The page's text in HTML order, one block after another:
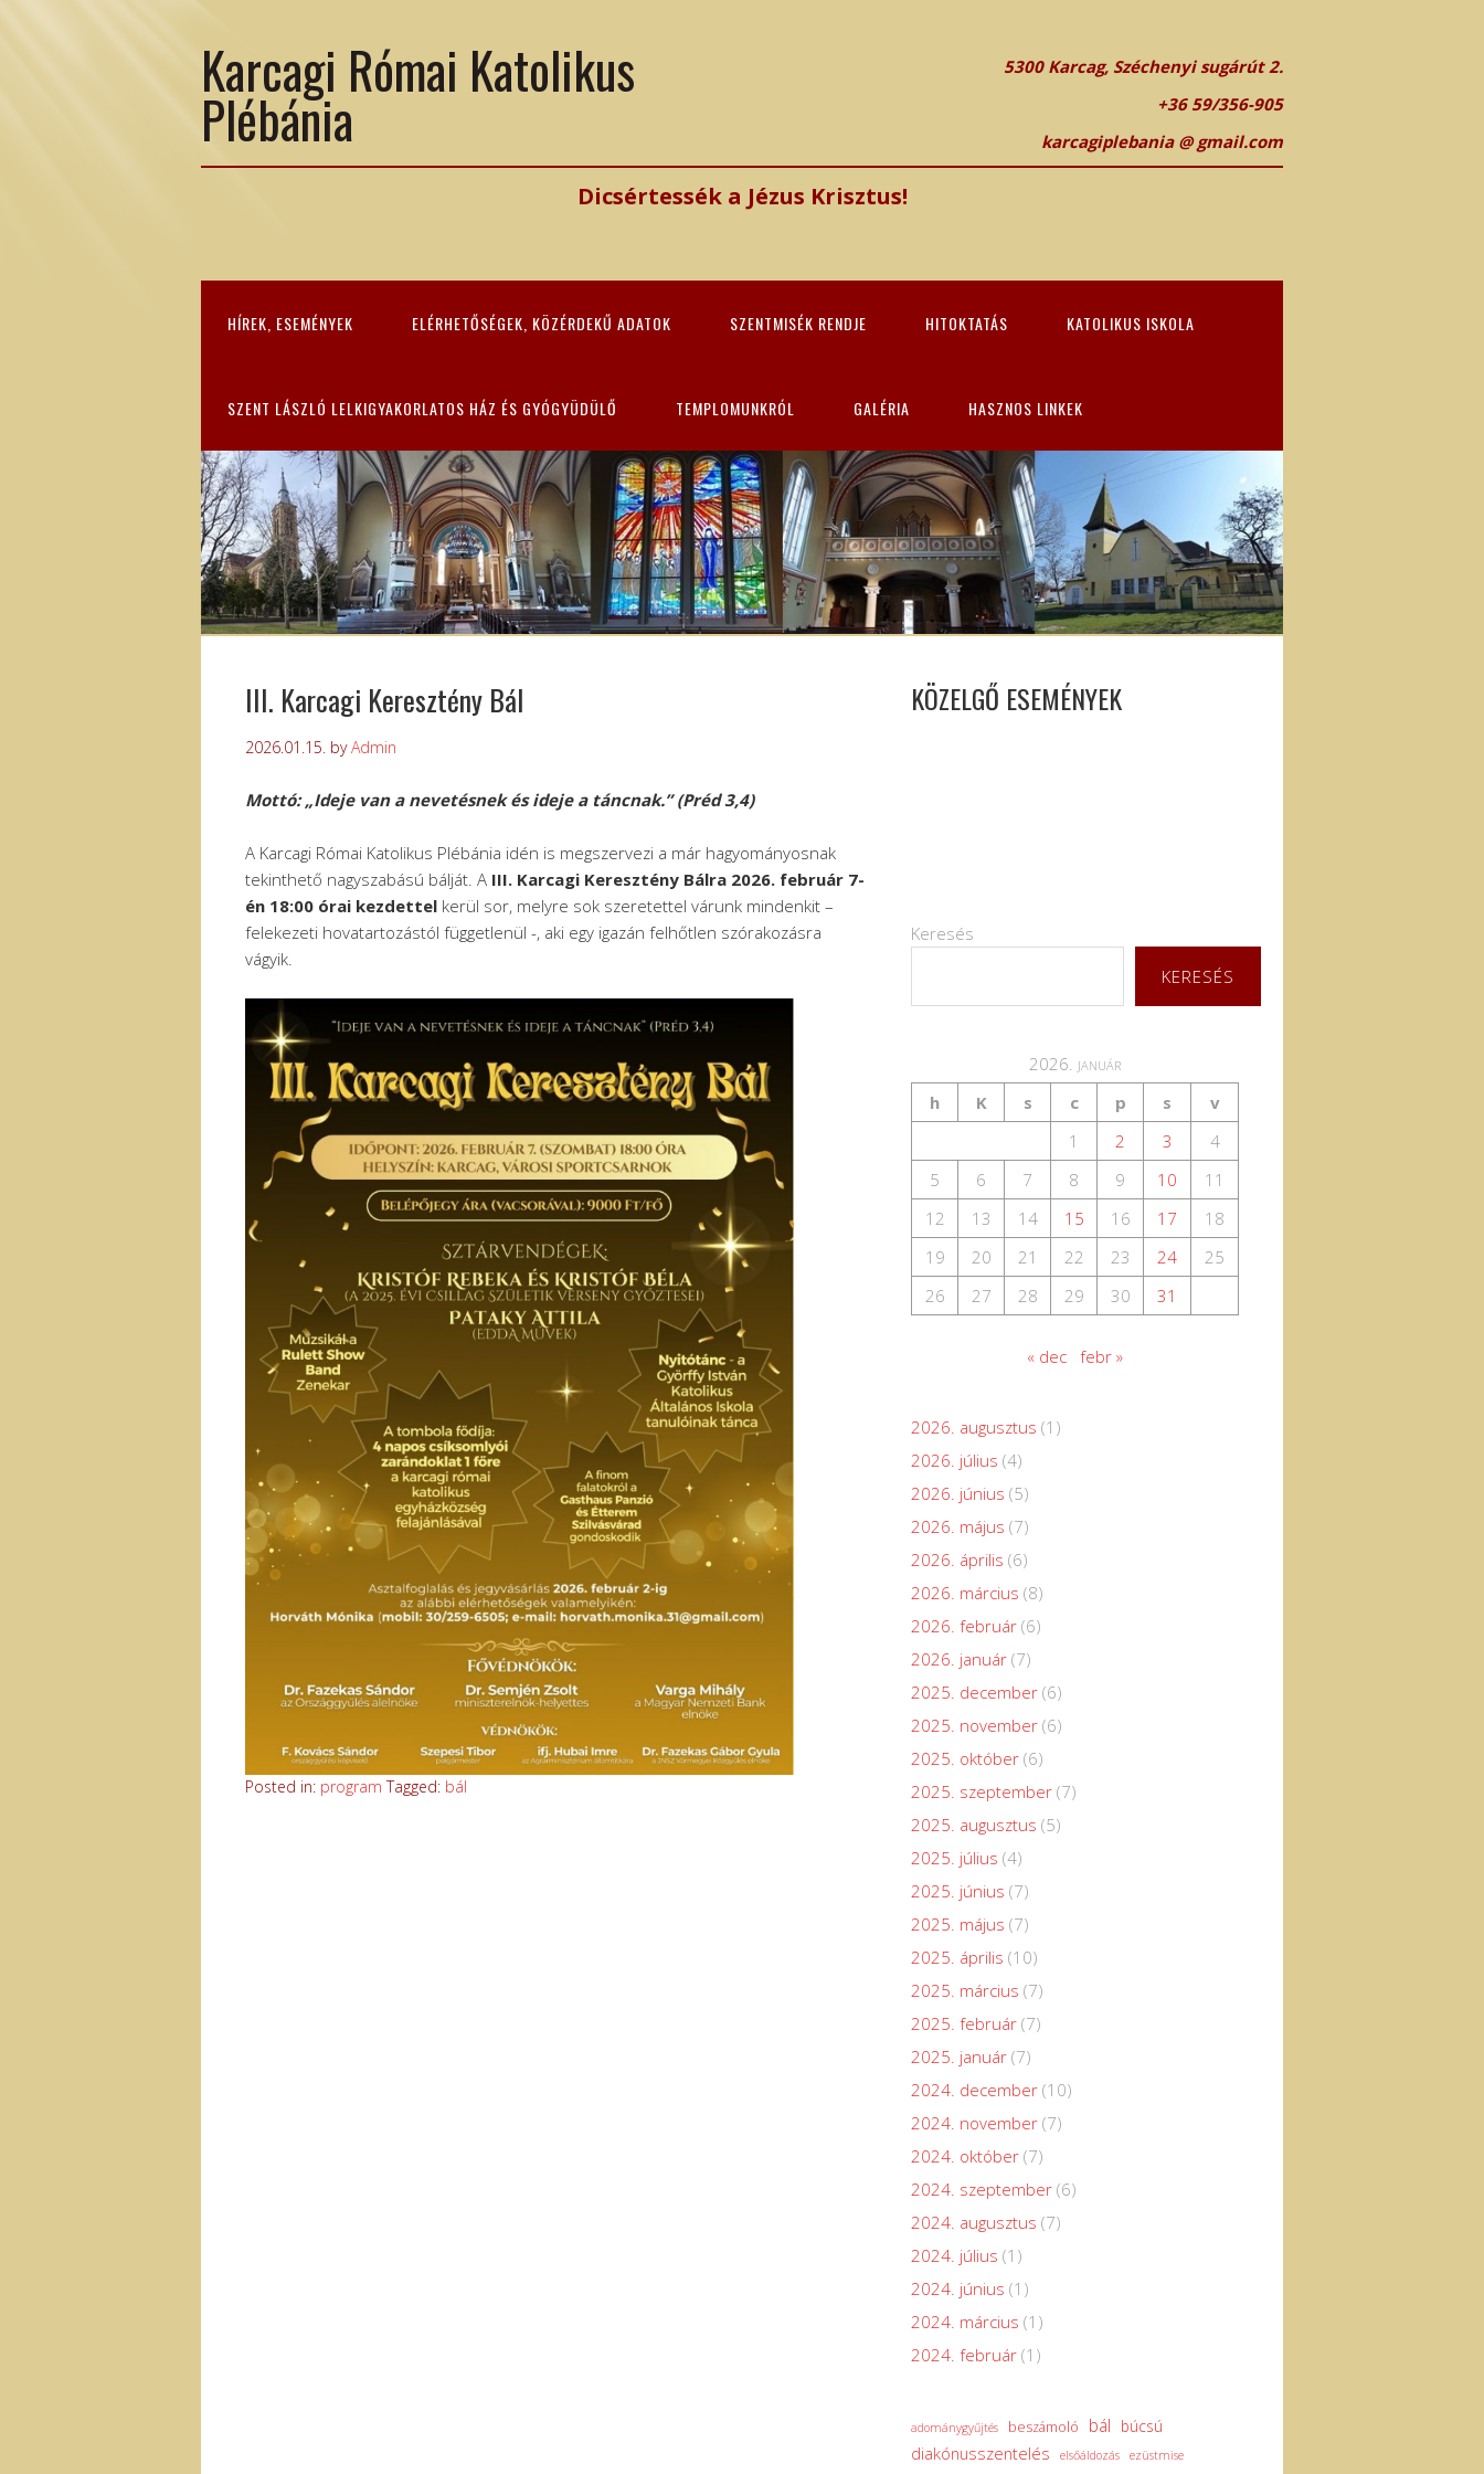
Karcagi Római Katolikus
Plébánia
5300 Karcag, Széchenyi sugárút 2.
+36 59/356-905
karcagiplebania @ gmail.com
Dicsértessék a Jézus Krisztus!
HÍREK, ESEMÉNYEK ELÉRHETŐSÉGEK, KÖZÉRDEKŰ ADATOK SZENTMISÉK RENDJE HITOKTATÁS KATOLIKUS ISKOLA
SZENT LÁSZLÓ LELKIGYAKORLATOS HÁZ ÉS GYÓGYÜDÜLŐ TEMPLOMUNKRÓL GALÉRIA HASZNOS LINKEK
III. Karcagi Keresztény Bál
2026.01.15. byAdmin
Mottó: „Ideje van a nevetésnek és ideje a táncnak.” (Préd 3,4)
A Karcagi Római Katolikus Plébánia idén is megszervezi a már hagyományosnak
tekinthető nagyszabású bálját. A III. Karcagi Keresztény Bálra 2026. február 7-
én 18:00 órai kezdettel kerül sor, melyre sok szeretettel várunk mindenkit –
felekezeti hovatartozástól függetlenül -, aki egy igazán felhőtlen szórakozásra
vágyik.
Posted in: program Tagged: bál
KÖZELGŐ ESEMÉNYEK
Keresés
KERESÉS
2026. január
h
K s c p s
v
1
2 3
4
5
6 7 8 9 10
11
12
13 14 15 16 17
18
19
20 21 22 23 24
25
26
27 28 29 30 31
« dec febr »
2026. augusztus (1)
2026. július (4)
2026. június (5)
2026. május (7)
2026. április (6)
2026. március (8)
2026. február (6)
2026. január (7)
2025. december (6)
2025. november (6)
2025. október (6)
2025. szeptember (7)
2025. augusztus (5)
2025. július (4)
2025. június (7)
2025. május (7)
2025. április (10)
2025. március (7)
2025. február (7)
2025. január (7)
2024. december (10)
2024. november (7)
2024. október (7)
2024. szeptember (6)
2024. augusztus (7)
2024. július (1)
2024. június (1)
2024. március (1)
2024. február (1)
adománygyűjtés beszámoló bál búcsú
diakónusszentelés elsőáldozás ezüstmise